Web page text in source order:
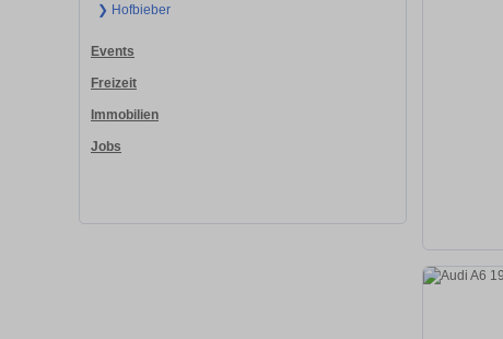
❯ Hofbieber
Events
Freizeit
Immobilien
Jobs